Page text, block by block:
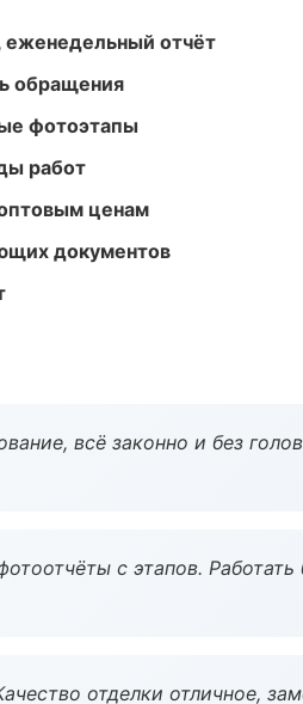
отчёт
обращения
фотоэтапы
работ
ценам
документов
всё законно и без
с этапов.
отделки отличное,